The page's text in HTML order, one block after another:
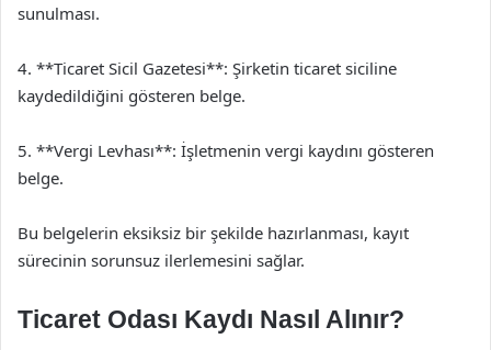
sunulması.
4. **Ticaret Sicil Gazetesi**: Şirketin ticaret siciline
kaydedildiğini gösteren belge.
5. **Vergi Levhası**: İşletmenin vergi kaydını gösteren
belge.
Bu belgelerin eksiksiz bir şekilde hazırlanması, kayıt
sürecinin sorunsuz ilerlemesini sağlar.
Ticaret Odası Kaydı Nasıl Alınır?